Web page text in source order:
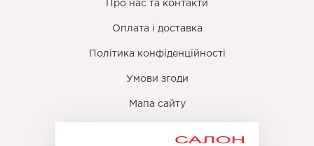
Про нас та контакти
Оплата і доставка
Політика конфіденційності
Умови згоди
Мапа сайту